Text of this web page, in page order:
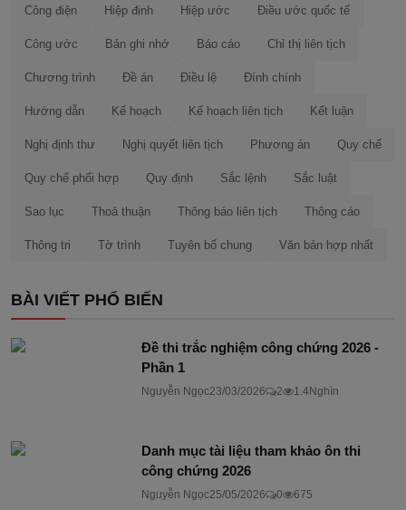
Công điện Hiệp định Hiệp ước Điều ước quốc tế
Công ước Bản ghi nhớ Báo cáo Chỉ thị liên tịch
Chương trình Đề án Điều lệ Đính chính
Hướng dẫn Kế hoạch Kế hoạch liên tịch Kết luận
Nghị định thư Nghị quyết liên tịch Phương án Quy chế
Quy chế phối hợp Quy định Sắc lệnh Sắc luật
Sao lục Thoả thuận Thông báo liên tịch Thông cáo
Thông tri Tờ trình Tuyên bố chung Văn bản hợp nhất
BÀI VIẾT PHỔ BIẾN
Đề thi trắc nghiệm công chứng 2026 -
Phần 1
Nguyễn Ngọc23/03/2026 2 1.4Nghìn
Danh mục tài liệu tham khảo ôn thi
công chứng 2026
Nguyễn Ngọc25/05/2026 0 675